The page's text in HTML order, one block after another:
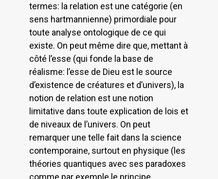
termes: la relation est une catégorie (en
sens hartmannienne) primordiale pour
toute analyse ontologique de ce qui
existe. On peut même dire que, mettant à
côté l’esse (qui fonde la base de
réalisme: l’esse de Dieu est le source
d’existence de créatures et d’univers), la
notion de relation est une notion
limitative dans toute explication de lois et
de niveaux de l’univers. On peut
remarquer une telle fait dans la science
contemporaine, surtout en physique (les
théories quantiques avec ses paradoxes
comme par exemple le principe